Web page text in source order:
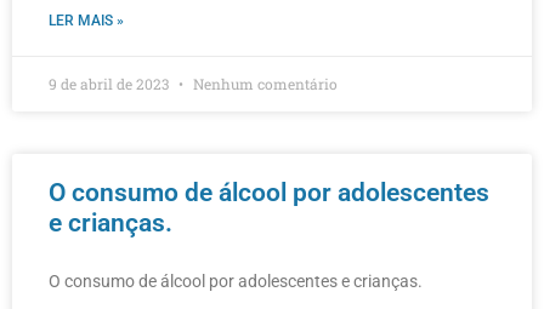
LER MAIS »
9 de abril de 2023 Nenhum comentário
O consumo de álcool por adolescentes
e crianças.
O consumo de álcool por adolescentes e crianças.